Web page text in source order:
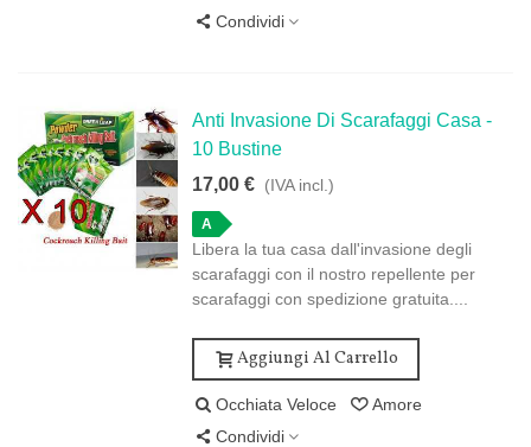
Condividi
Anti Invasione Di Scarafaggi Casa -
10 Bustine
17,00 € (IVA incl.)
A
Libera la tua casa dall'invasione degli
scarafaggi con il nostro repellente per
scarafaggi con spedizione gratuita....
Aggiungi Al Carrello
Occhiata Veloce
Amore
Condividi